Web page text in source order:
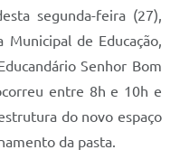
segunda-feira (27),
de Educação,
Senhor Bom
entre 8h e 10h e
do novo espaço
da pasta.